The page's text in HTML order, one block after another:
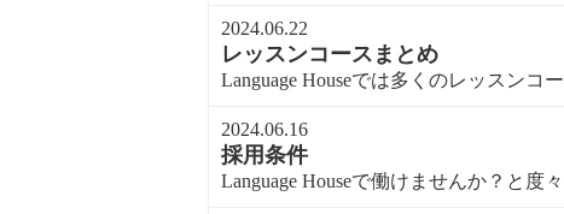
2024.06.22
レッスンコースまとめ
Language Houseでは多くのレッスンコ
2024.06.16
採用条件
Language Houseで働けませんか？と度